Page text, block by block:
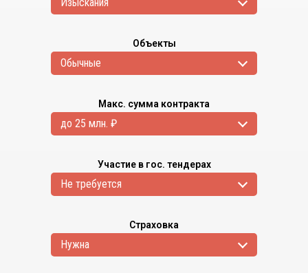
Объекты
Обычные
Макс. сумма контракта
до 25 млн. ₽
Участие в гос. тендерах
Не требуется
Страховка
Нужна